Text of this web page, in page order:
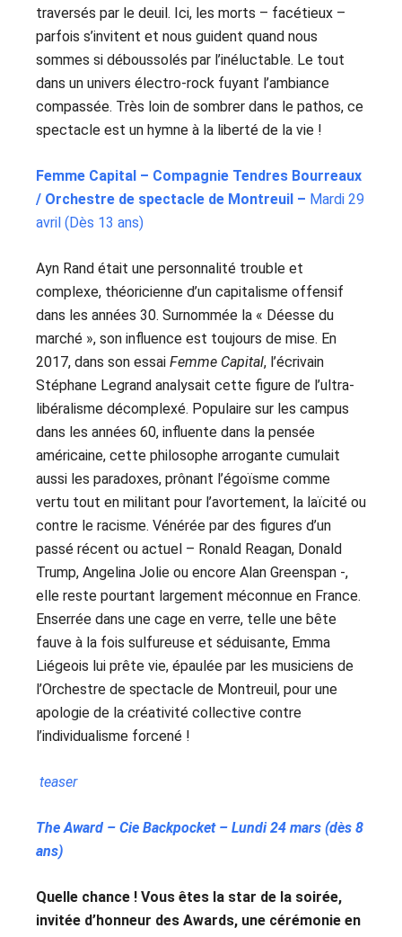
traversés par le deuil. Ici, les morts – facétieux –
parfois s’invitent et nous guident quand nous
sommes si déboussolés par l’inéluctable. Le tout
dans un univers électro-rock fuyant l’ambiance
compassée. Très loin de sombrer dans le pathos, ce
spectacle est un hymne à la liberté de la vie !
Femme Capital – Compagnie Tendres Bourreaux
/ Orchestre de spectacle de Montreuil – Mardi 29
avril (Dès 13 ans)
Ayn Rand était une personnalité trouble et
complexe, théoricienne d’un capitalisme offensif
dans les années 30. Surnommée la « Déesse du
marché », son influence est toujours de mise. En
2017, dans son essai Femme Capital, l’écrivain
Stéphane Legrand analysait cette figure de l’ultra-
libéralisme décomplexé. Populaire sur les campus
dans les années 60, influente dans la pensée
américaine, cette philosophe arrogante cumulait
aussi les paradoxes, prônant l’égoïsme comme
vertu tout en militant pour l’avortement, la laïcité ou
contre le racisme. Vénérée par des figures d’un
passé récent ou actuel – Ronald Reagan, Donald
Trump, Angelina Jolie ou encore Alan Greenspan -,
elle reste pourtant largement méconnue en France.
Enserrée dans une cage en verre, telle une bête
fauve à la fois sulfureuse et séduisante, Emma
Liégeois lui prête vie, épaulée par les musiciens de
l’Orchestre de spectacle de Montreuil, pour une
apologie de la créativité collective contre
l’individualisme forcené !
teaser
The Award – Cie Backpocket – Lundi 24 mars (dès 8
ans)
Quelle chance ! Vous êtes la star de la soirée,
invitée d’honneur des Awards, une cérémonie en